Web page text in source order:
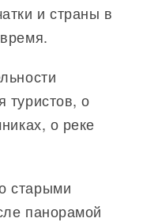
и страны в
туристов, о
о реке
старыми
панорамой